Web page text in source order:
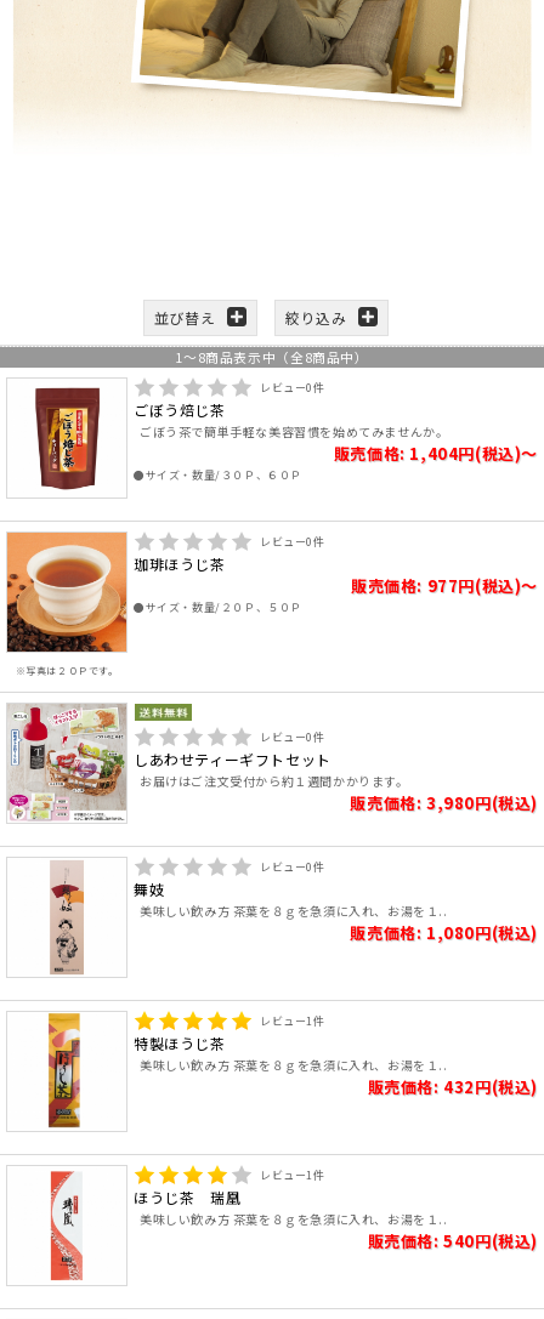
並び替え 絞り込み
1～8商品表示中（全8商品中）
レビュー0件
ごぼう焙じ茶
ごぼう茶で簡単手軽な美容習慣を始めてみませんか。
販売価格: 1,404円(税込)～
●サイズ・数量/３０Ｐ、６０Ｐ
※写真は２０Ｐです。
レビュー0件
珈琲ほうじ茶
販売価格: 977円(税込)～
●サイズ・数量/２０Ｐ、５０Ｐ
レビュー0件
しあわせティーギフトセット
お届けはご注文受付から約１週間かかります。
販売価格: 3,980円(税込)
レビュー0件
舞妓
美味しい飲み方 茶葉を８ｇを急須に入れ、お湯を１..
販売価格: 1,080円(税込)
レビュー1件
特製ほうじ茶
美味しい飲み方 茶葉を８ｇを急須に入れ、お湯を１..
販売価格: 432円(税込)
レビュー1件
ほうじ茶 瑞凰
美味しい飲み方 茶葉を８ｇを急須に入れ、お湯を１..
販売価格: 540円(税込)